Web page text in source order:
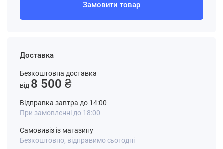
Доставка
Безкоштовна доставка
від 8 500 ₴
Відправка завтра до 14:00
При замовленні до 18:00
Самовивіз із магазину
Безкоштовно, відправимо сьогодні
Замовити товар